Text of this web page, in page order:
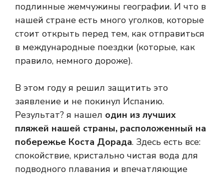
подлинные жемчужины географии. И что в
нашей стране есть много уголков, которые
стоит открыть перед тем, как отправиться
в международные поездки (которые, как
правило, немного дороже).
В этом году я решил защитить это
заявление и не покинул Испанию.
Результат? я нашел один из лучших
пляжей нашей страны, расположенный на
побережье Коста Дорада. Здесь есть все:
спокойствие, кристально чистая вода для
подводного плавания и впечатляющие